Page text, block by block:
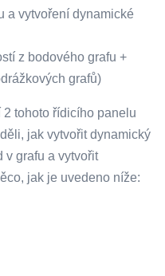
a vytvoření dynamické
z bodového grafu +
grafů)
tohoto řídicího panelu
jak vytvořit dynamický
v grafu a vytvořit
jak je uvedeno níže: